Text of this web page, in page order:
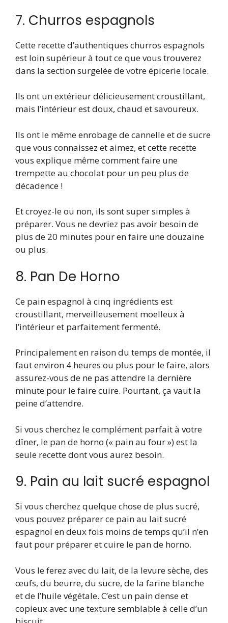
7. Churros espagnols
Cette recette d’authentiques churros espagnols
est loinsupérieur à tout ce que vous trouverez
dans la section surgelée de votre épicerie locale.
Ils ont un extérieur délicieusement croustillant,
mais l’intérieur est doux, chaud et savoureux.
Ils ont le même enrobage de cannelle et de sucre
que vous connaissez et aimez, et cette recette
vous explique même comment faire une
trempette au chocolat pour un peu plus de
décadence !
Et croyez-le ou non, ils sont super simples à
préparer. Vous ne devriez pas avoir besoin de
plus de 20 minutes pour en faire une douzaine
ou plus.
8. Pan De Horno
Ce pain espagnol à cinq ingrédients est
croustillant, merveilleusement moelleux à
l’intérieur et parfaitement fermenté.
Principalement en raison du temps de montée, il
faut environ 4 heures ou plus pour le faire, alors
assurez-vous de ne pas attendre la dernière
minute pour le faire cuire. Pourtant, ça vaut la
peine d’attendre.
Si vous cherchez le complément parfait à votre
dîner, le pan de horno (« pain au four ») est la
seule recette dont vous aurez besoin.
9. Pain au lait sucré espagnol
Si vous cherchez quelque chose de plus sucré,
vous pouvez préparer ce pain au lait sucré
espagnol en deux fois moins de temps qu’il n’en
faut pour préparer et cuire le pan de horno.
Vous le ferez avec du lait, de la levure sèche, des
œufs, du beurre, du sucre, de la farine blanche
et de l’huile végétale. C’est un pain dense et
copieux avec une texture semblable à celle d’un